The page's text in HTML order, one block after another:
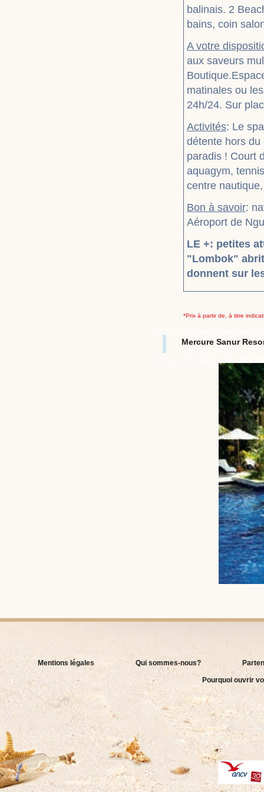
balinais. 2
bains, coin
A votre
aux saveurs
matinales ou
24h/24. Sur
Activités: Le
détente hors du
paradis ! Court
aquagym,
centre
Bon à savoir:
Aéroport de
LE +: petites
"Lombok"
donnent sur
*Prix à partir de, à titre
Mercure Sanur
Mentions légales Qui sommes-nous?
Pourquoi ouvrir